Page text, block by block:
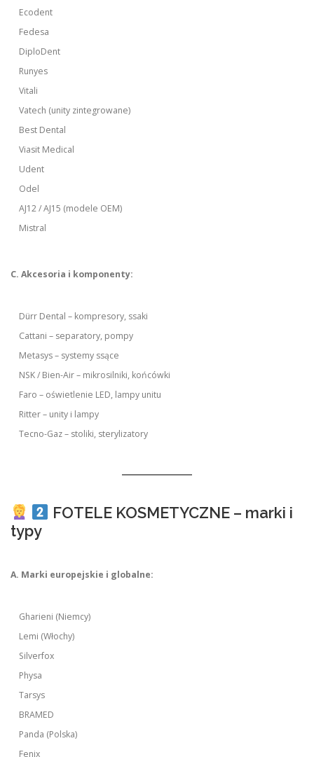
Ecodent
Fedesa
DiploDent
Runyes
Vitali
Vatech (unity zintegrowane)
Best Dental
Viasit Medical
Udent
Odel
AJ12 / AJ15 (modele OEM)
Mistral
C. Akcesoria i komponenty:
Dürr Dental – kompresory, ssaki
Cattani – separatory, pompy
Metasys – systemy ssące
NSK / Bien-Air – mikrosilniki, końcówki
Faro – oświetlenie LED, lampy unitu
Ritter – unity i lampy
Tecno-Gaz – stoliki, sterylizatory
FOTELE KOSMETYCZNE – marki i
typy
A. Marki europejskie i globalne:
Gharieni (Niemcy)
Lemi (Włochy)
Silverfox
Physa
Tarsys
BRAMED
Panda (Polska)
Fenix